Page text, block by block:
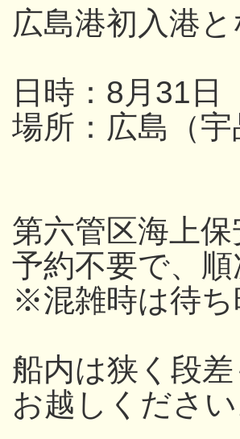
広島港初入港
日時：8月31
場所：広島（
第六管区海上
予約不要で、
※混雑時は待ち
船内は狭く段
お越しください